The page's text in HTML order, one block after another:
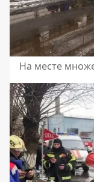
На месте